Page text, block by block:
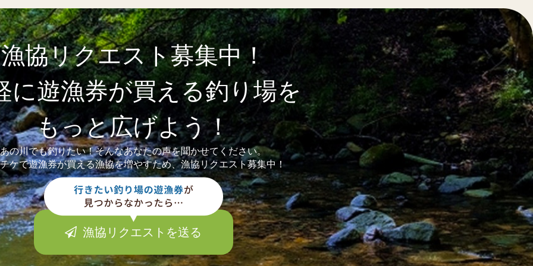
漁協リクエスト募集中！
に遊漁券が買える釣り場を
もっと広げよう！
あの川でも釣りたい！そんなあなたの声を聞かせてください。
ケで遊漁券が買える漁協を増やすため、漁協リクエスト募集中！
漁協リクエストを送る